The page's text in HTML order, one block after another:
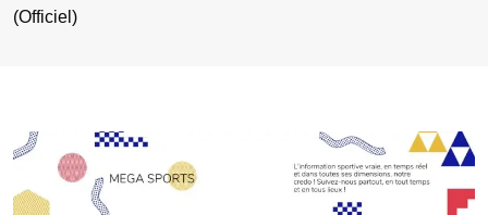
(Officiel)